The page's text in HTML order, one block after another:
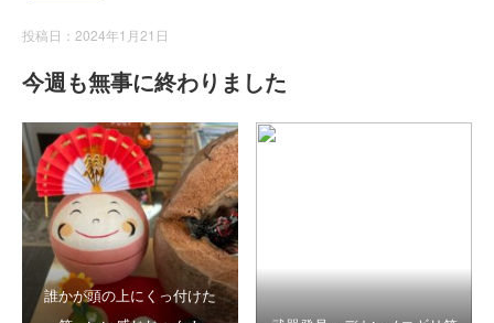
投稿日：2024年1月21日
今週も無事に終わりました
誰かが頭の上にくっ付けた